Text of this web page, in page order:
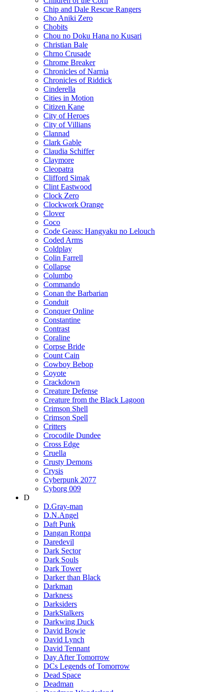
Chip and Dale Rescue Rangers
Cho Aniki Zero
Chobits
Chou no Doku Hana no Kusari
Christian Bale
Chrno Crusade
Chrome Breaker
Chronicles of Narnia
Chronicles of Riddick
Cinderella
Cities in Motion
Citizen Kane
City of Heroes
City of Villians
Clannad
Clark Gable
Claudia Schiffer
Claymore
Cleopatra
Clifford Simak
Clint Eastwood
Clock Zero
Clockwork Orange
Clover
Coco
Code Geass: Hangyaku no Lelouch
Coded Arms
Coldplay
Colin Farrell
Collapse
Columbo
Commando
Conan the Barbarian
Conduit
Conquer Online
Constantine
Contrast
Coraline
Corpse Bride
Count Cain
Cowboy Bebop
Coyote
Crackdown
Creature Defense
Creature from the Black Lagoon
Crimson Shell
Crimson Spell
Critters
Crocodile Dundee
Cross Edge
Cruella
Crusty Demons
Crysis
Cyberpunk 2077
Cyborg 009
D
D.Gray-man
D.N.Angel
Daft Punk
Dangan Ronpa
Daredevil
Dark Sector
Dark Souls
Dark Tower
Darker than Black
Darkman
Darkness
Darksiders
DarkStalkers
Darkwing Duck
David Bowie
David Lynch
David Tennant
Day After Tomorrow
DCs Legends of Tomorrow
Dead Space
Deadman